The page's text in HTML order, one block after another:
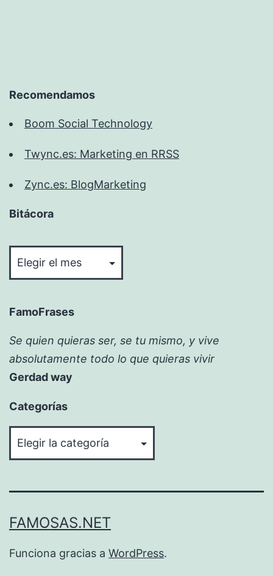
Recomendamos
Boom Social Technology
Twync.es: Marketing en RRSS
Zync.es: BlogMarketing
Bitácora
FamoFrases
Se quien quieras ser, se tu mismo, y vive
absolutamente todo lo que quieras vivir
Gerdad way
Categorías
FAMOSAS.NET
Funciona gracias a WordPress.